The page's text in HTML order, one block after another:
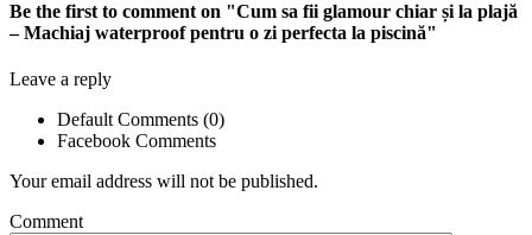
Be the first to comment on "Cum sa fii glamour chiar și la plajă
– Machiaj waterproof pentru o zi perfecta la piscină"
Leave a reply
Default Comments (0)
Facebook Comments
Your email address will not be published.
Comment